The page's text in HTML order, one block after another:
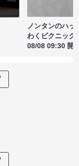
ノンタンのハッ
わくピクニック
08/08 09:30 開